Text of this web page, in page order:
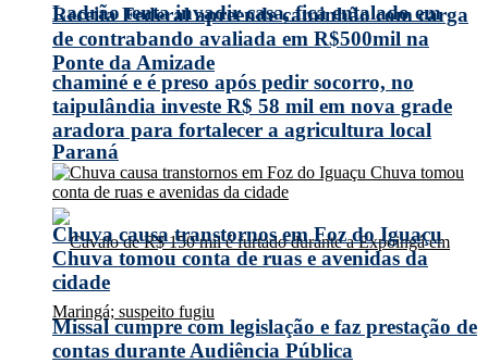
Ladrão tenta invadir casa, fica entalado em
chaminé e é preso após pedir socorro, no
Paraná
Receita Federal apreende caminhão com carga
de contrabando avaliada em R$500mil na
Ponte da Amizade
taipulândia investe R$ 58 mil em nova grade
aradora para fortalecer a agricultura local
Chuva causa transtornos em Foz do Iguaçu
Chuva tomou conta de ruas e avenidas da
cidade
Missal cumpre com legislação e faz prestação de
contas durante Audiência Pública